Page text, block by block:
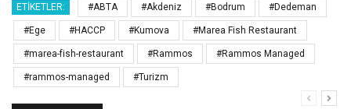
ETIKETLER: #ABTA #Akdeniz #Bodrum #Dedeman
#Ege #HACCP #Kumova #Marea Fish Restaurant
#marea-fish-restaurant #Rammos #Rammos Managed
#rammos-managed #Turizm